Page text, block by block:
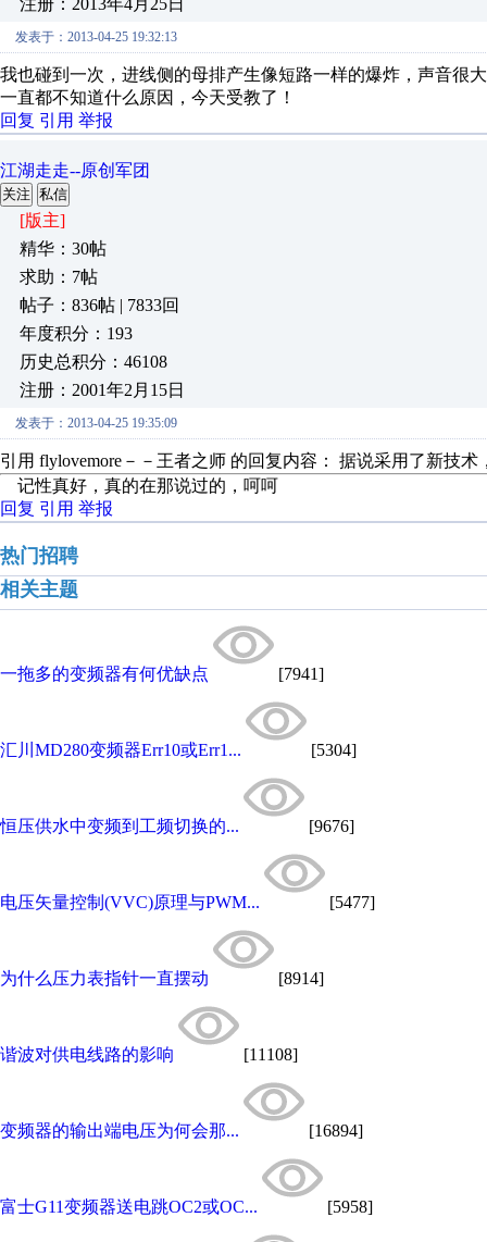
注册：2013年4月25日
发表于：2013-04-25 19:32:13
我也碰到一次，进线侧的母排产生像短路一样的爆炸，声音很
一直都不知道什么原因，今天受教了！
回复 引用 举报
江湖走走--原创军团
关注 私信
[版主]
精华：30帖
求助：7帖
帖子：836帖 | 7833回
年度积分：193
历史总积分：46108
注册：2001年2月15日
发表于：2013-04-25 19:35:09
引用 flylovemore－－王者之师 的回复内容： 据说采用了新技
记性真好，真的在那说过的，呵呵
回复 引用 举报
热门招聘
相关主题
一拖多的变频器有何优缺点 [7941]
汇川MD280变频器Err10或Err1... [5304]
恒压供水中变频到工频切换的... [9676]
电压矢量控制(VVC)原理与PWM... [5477]
为什么压力表指针一直摆动 [8914]
谐波对供电线路的影响 [11108]
变频器的输出端电压为何会那... [16894]
富士G11变频器送电跳OC2或OC... [5958]